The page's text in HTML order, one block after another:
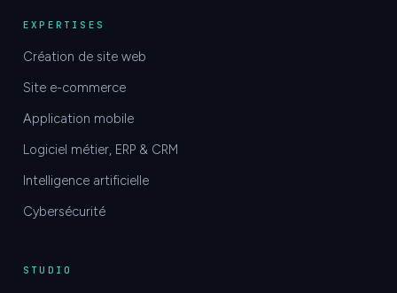
EXPERTISES
Création de site web
Site e-commerce
Application mobile
Logiciel métier, ERP & CRM
Intelligence artificielle
Cybersécurité
STUDIO